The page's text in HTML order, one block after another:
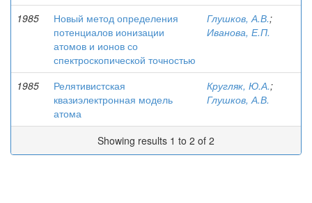
1985
Новый метод определения
потенциалов ионизации
атомов и ионов со
спектроскопической точностью
Глушков, А.В.;
Иванова, Е.П.
1985
Релятивистская
квазиэлектронная модель
атома
Кругляк, Ю.А.;
Глушков, А.В.
Showing results 1 to 2 of 2